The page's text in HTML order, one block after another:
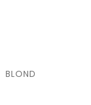
BLOND